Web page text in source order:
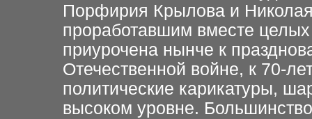
Порфирия Крылова и
проработавшим вместе
приурочена нынче к
Отечественной войне, к 70-
политические карикатуры,
высоком уровне.